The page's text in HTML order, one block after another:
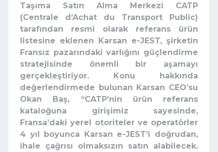
Taşıma Satın Alma Merkezi CATP
(Centrale d’Achat du Transport Public)
tarafından resmi olarak referans ürün
listesine eklenen Karsan e-JEST, şirketin
Fransız pazarındaki varlığını güçlendirme
stratejisinde önemli bir aşamayı
gerçekleştiriyor. Konu hakkında
değerlendirmede bulunan Karsan CEO’su
Okan Baş, “CATP’nin ürün referans
kataloğuna girişimiz sayesinde,
Fransa’daki yerel otoriteler ve operatörler
4 yıl boyunca Karsan e-JEST’i doğrudan,
ihale çağrısı olmaksızın satın alabilecek.